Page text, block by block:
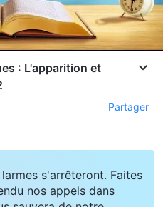
: L'apparition et
Partager
s'arrêteront. Faites
nos appels dans